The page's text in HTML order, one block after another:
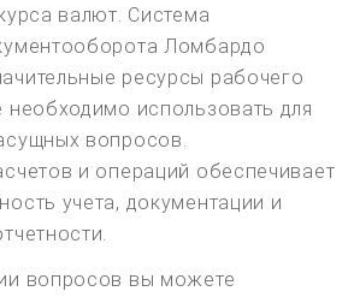
валют. Система
Ломбардо
ресурсы рабочего
необходимо использовать для
вопросов.
и операций обеспечивает
учета, документации и
вопросов вы можете